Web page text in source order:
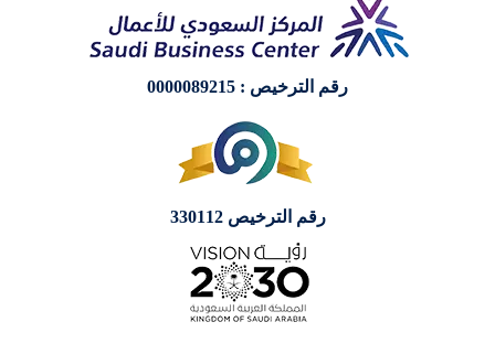
رقم الترخيص : 0000089215
رقم الترخيص 330112